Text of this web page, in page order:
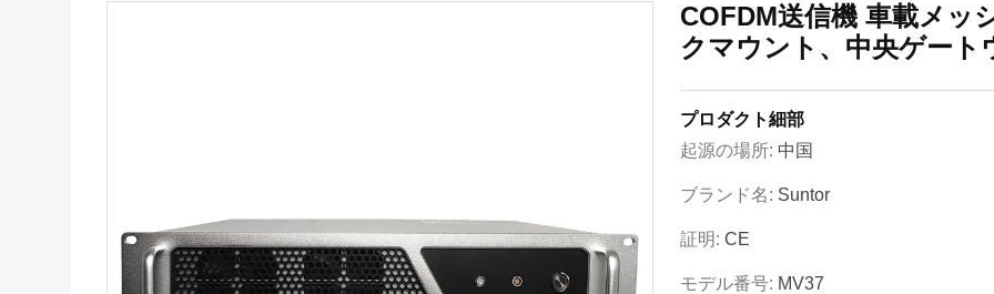
COFDM送信機 車載メッ
クマウント、中央ゲート
プロダクト細部
起源の場所: 中国
ブランド名: Suntor
証明: CE
モデル番号: MV37